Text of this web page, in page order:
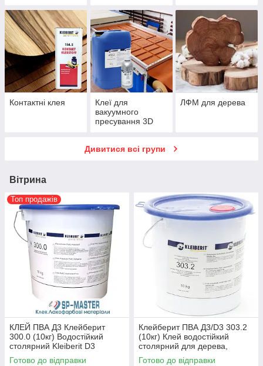
Контактні клея
Клеї для
вакуумного
пресування 3D
ЛФМ для дерева
Дивитися всі групи
Вітрина
Топ продажів
КЛЕЙ ПВА Д3 Клейберит
300.0 (10кг) Водостійкий
столярний Kleiberit D3
Готово до відправки
Клейберит ПВА Д3/D3 303.2
(10кг) Клей водостійкий
столярний для дерева,
шпона, масива, HPL-плит
Готово до відправки